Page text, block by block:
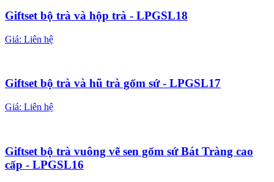
Giftset bộ trà và hộp trà - LPGSL18
Giá: Liên hệ
Giftset bộ trà và hũ trà gốm sứ - LPGSL17
Giá: Liên hệ
Giftset bộ trà vuông vẽ sen gốm sứ Bát Tràng cao
cấp - LPGSL16